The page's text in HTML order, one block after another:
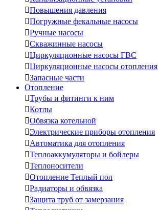
Повышения давления
Погружные фекальные насосы
Ручные насосы
Скважинные насосы
Циркуляционные насосы ГВС
Циркуляционные насосы отопления
Запасные части
Отопление
Трубы и фитинги к ним
Котлы
Обвязка котельной
Электрические приборы отопления
Автоматика для отопления
Теплоаккумуляторы и бойлеры
Теплоносители
Отопление Теплый пол
Радиаторы и обвязка
Защита труб от замерзания